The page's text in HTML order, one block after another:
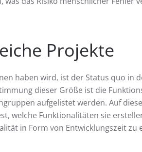
Projekte
haben wird, ist der Status quo
dieser Größe ist die
aufgelistet werden. Auf
welche Funktionalitäten sie
in Form von Entwicklungszeit zu